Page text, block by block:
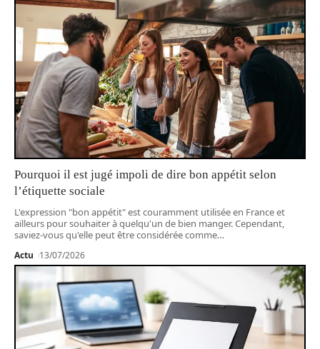
Pourquoi il est jugé impoli de dire bon appétit selon
l’étiquette sociale
L'expression "bon appétit" est couramment utilisée en France et
ailleurs pour souhaiter à quelqu'un de bien manger. Cependant,
saviez-vous qu'elle peut être considérée comme…
Actu 13/07/2026